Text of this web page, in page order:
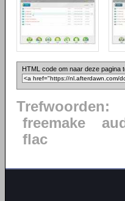
HTML code om naar deze pagina
Trefwoorden:
freemake
flac